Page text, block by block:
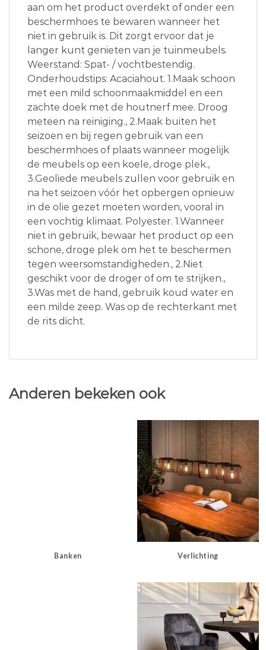
aan om het product overdekt of onder een
beschermhoes te bewaren wanneer het
niet in gebruik is. Dit zorgt ervoor dat je
langer kunt genieten van je tuinmeubels.
Weerstand: Spat- / vochtbestendig.
Onderhoudstips: Acaciahout. 1.Maak schoon
met een mild schoonmaakmiddel en een
zachte doek met de houtnerf mee. Droog
meteen na reiniging., 2.Maak buiten het
seizoen en bij regen gebruik van een
beschermhoes of plaats wanneer mogelijk
de meubels op een koele, droge plek.,
3.Geoliede meubels zullen voor gebruik en
na het seizoen vóór het opbergen opnieuw
in de olie gezet moeten worden, vooral in
een vochtig klimaat. Polyester. 1.Wanneer
niet in gebruik, bewaar het product op een
schone, droge plek om het te beschermen
tegen weersomstandigheden., 2.Niet
geschikt voor de droger of om te strijken.,
3.Was met de hand, gebruik koud water en
een milde zeep. Was op de rechterkant met
de rits dicht.
Anderen bekeken ook
Banken Verlichting